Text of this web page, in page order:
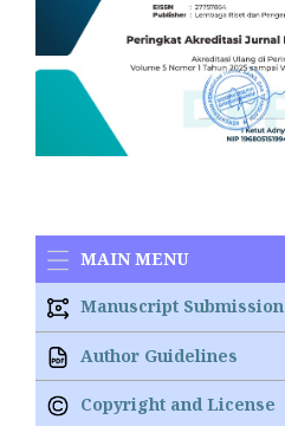
MAIN MENU
Manuscript Submission
Author Guidelines
Copyright and License